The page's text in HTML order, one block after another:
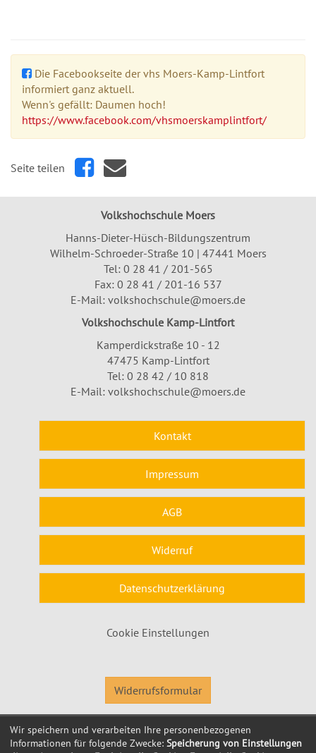
Die Facebookseite der vhs Moers-Kamp-Lintfort
informiert ganz aktuell.
Wenn's gefällt: Daumen hoch!
https://www.facebook.com/vhsmoerskamplintfort/
Seite teilen
Volkshochschule Moers
Hanns-Dieter-Hüsch-Bildungszentrum
Wilhelm-Schroeder-Straße 10 | 47441 Moers
Tel: 0 28 41 / 201-565
Fax: 0 28 41 / 201-16 537
E-Mail: volkshochschule@moers.de
Volkshochschule Kamp-Lintfort
Kamperdickstraße 10 - 12
47475 Kamp-Lintfort
Tel: 0 28 42 / 10 818
E-Mail: volkshochschule@moers.de
Kontakt
Impressum
AGB
Widerruf
Datenschutzerklärung
Cookie Einstellungen
Widerrufsformular
© 2026 Kubus Software GmbH
Wir speichern und verarbeiten Ihre personenbezogenen
Informationen für folgende Zwecke: Speicherung von Einstellungen